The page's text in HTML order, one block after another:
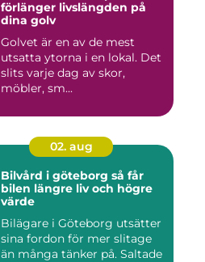
förlänger livslängden på
dina golv
Golvet är en av de mest
utsatta ytorna i en lokal. Det
slits varje dag av skor,
möbler, sm...
02. aug
Bilvård i göteborg så får
bilen längre liv och högre
värde
Bilägare i Göteborg utsätter
sina fordon för mer slitage
än många tänker på. Saltade